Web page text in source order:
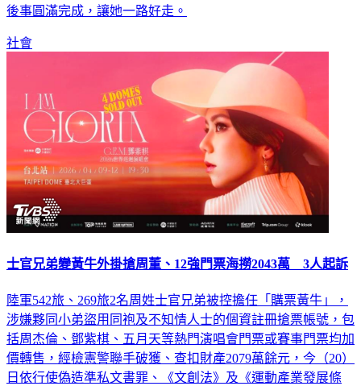
後事圓滿完成，讓她一路好走。
社會
士官兄弟變黃牛外掛搶周董、12強門票海撈2043萬 3人起訴
陸軍542旅、269旅2名周姓士官兄弟被控擔任「購票黃牛」，
涉嫌夥同小弟盜用同袍及不知情人士的個資註冊搶票帳號，包
括周杰倫、鄧紫棋、五月天等熱門演唱會門票或賽事門票均加
價轉售，經檢憲警聯手破獲、查扣財產2079萬餘元，今（20）
日依行使偽造準私文書罪、《文創法》及《運動產業發展條